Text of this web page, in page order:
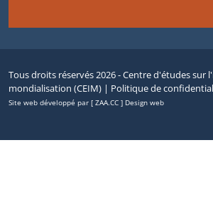
Tous droits réservés 2026 - Centre d'études sur
mondialisation (CEIM) | Politique de
Site web développé par [ ZAA.CC ] Design web